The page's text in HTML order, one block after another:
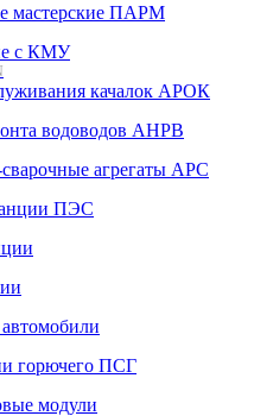
мастерские ПАРМ
с КМУ
качалок АРОК
водоводов АНРВ
агрегаты АРС
ПЭС
горючего ПСГ
модули